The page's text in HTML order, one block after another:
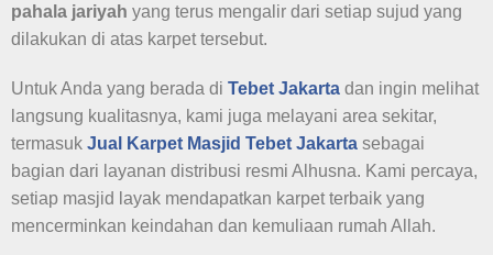
pahala jariyah yang terus mengalir dari setiap sujud yang
dilakukan di atas karpet tersebut.
Untuk Anda yang berada di Tebet Jakarta dan ingin melihat
langsung kualitasnya, kami juga melayani area sekitar,
termasuk Jual Karpet Masjid Tebet Jakarta sebagai
bagian dari layanan distribusi resmi Alhusna. Kami percaya,
setiap masjid layak mendapatkan karpet terbaik yang
mencerminkan keindahan dan kemuliaan rumah Allah.